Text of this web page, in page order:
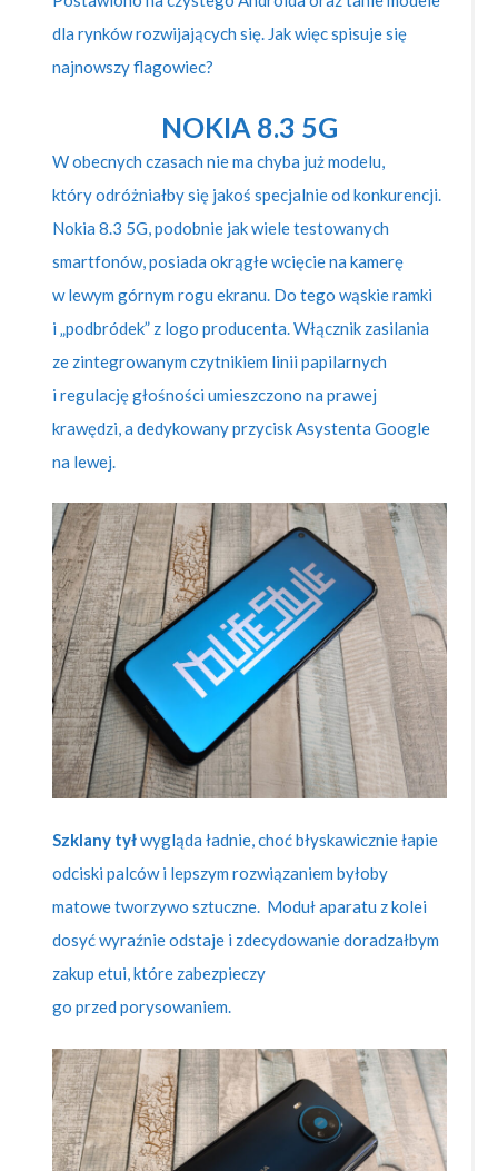
dla rynków rozwijających się. Jak więc spisuje się
najnowszy flagowiec?
NOKIA 8.3 5G
W obecnych czasach nie ma chyba już modelu,
który odróżniałby się jakoś specjalnie od konkurencji.
Nokia 8.3 5G, podobnie jak wiele testowanych
smartfonów, posiada okrągłe wcięcie na kamerę
w lewym górnym rogu ekranu. Do tego wąskie ramki
i „podbródek” z logo producenta. Włącznik zasilania
ze zintegrowanym czytnikiem linii papilarnych
i regulację głośności umieszczono na prawej
krawędzi, a dedykowany przycisk Asystenta Google
na lewej.
Szklany tyłwygląda ładnie, choć błyskawicznie łapie
odciski palców i lepszym rozwiązaniem byłoby
matowe tworzywo sztuczne. Moduł aparatu z kolei
dosyć wyraźnie odstaje i zdecydowanie doradzałbym
zakup etui, które zabezpieczy
go przed porysowaniem.